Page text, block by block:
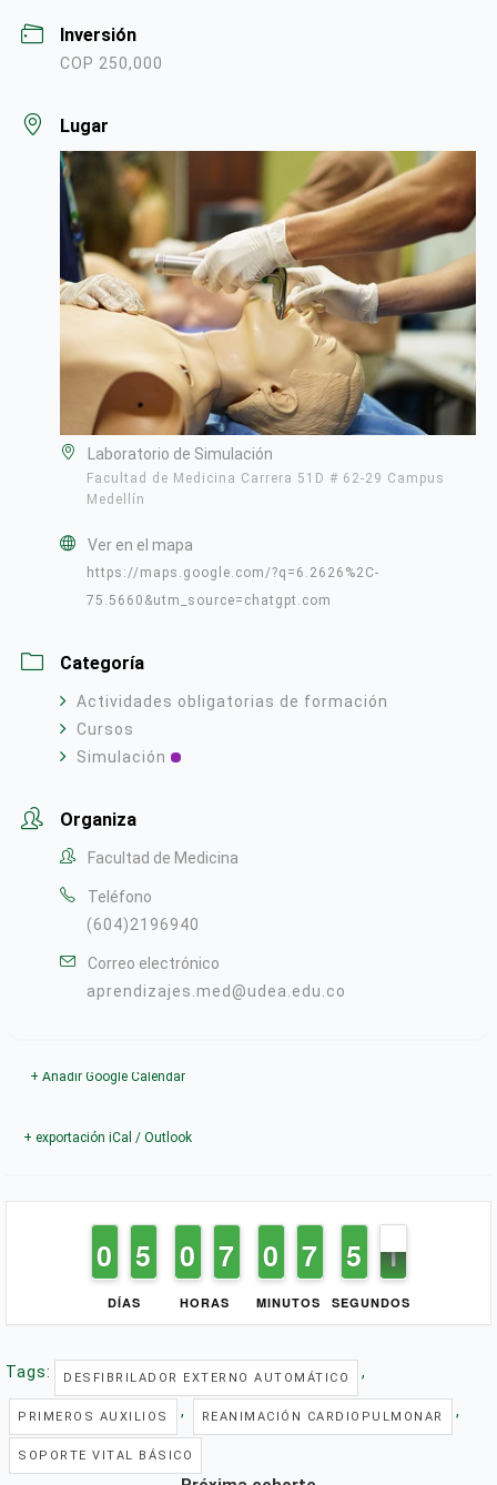
Inversión
COP 250,000
Lugar
Laboratorio de Simulación
Facultad de Medicina Carrera 51D # 62-29 Campus
Medellín
Ver en el mapa
https://maps.google.com/?q=6.2626%2C-
75.5660&utm_source=chatgpt.com
Categoría
Actividades obligatorias de formación
Cursos
Simulación
Organiza
Facultad de Medicina
Teléfono
(604)2196940
Correo electrónico
aprendizajes.med@udea.edu.co
+ Añadir Google Calendar
+ exportación iCal / Outlook
DÍAS
9
9
0
0 4
4
5
5
HORAS
9
9
0
0 6
6
7
7
MINUTOS
9
9
0
0 6
6
7
7
SEGUNDOS
5
5
4 0
0
9
Tags: DESFIBRILADOR EXTERNO AUTOMÁTICO ,
PRIMEROS AUXILIOS , REANIMACIÓN CARDIOPULMONAR ,
SOPORTE VITAL BÁSICO